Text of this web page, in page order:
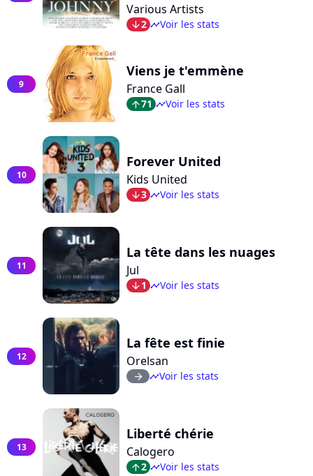
Various Artists
arrow_bot2 timelineVoir les stats
9
Viens je t'emmène
France Gall
arrow_top71 timelineVoir les stats
10
Forever United
Kids United
arrow_bot3 timelineVoir les stats
11
La tête dans les nuages
Jul
arrow_bot1 timelineVoir les stats
12
La fête est finie
Orelsan
arrow_right timelineVoir les stats
13
Liberté chérie
Calogero
arrow_top2 timelineVoir les stats